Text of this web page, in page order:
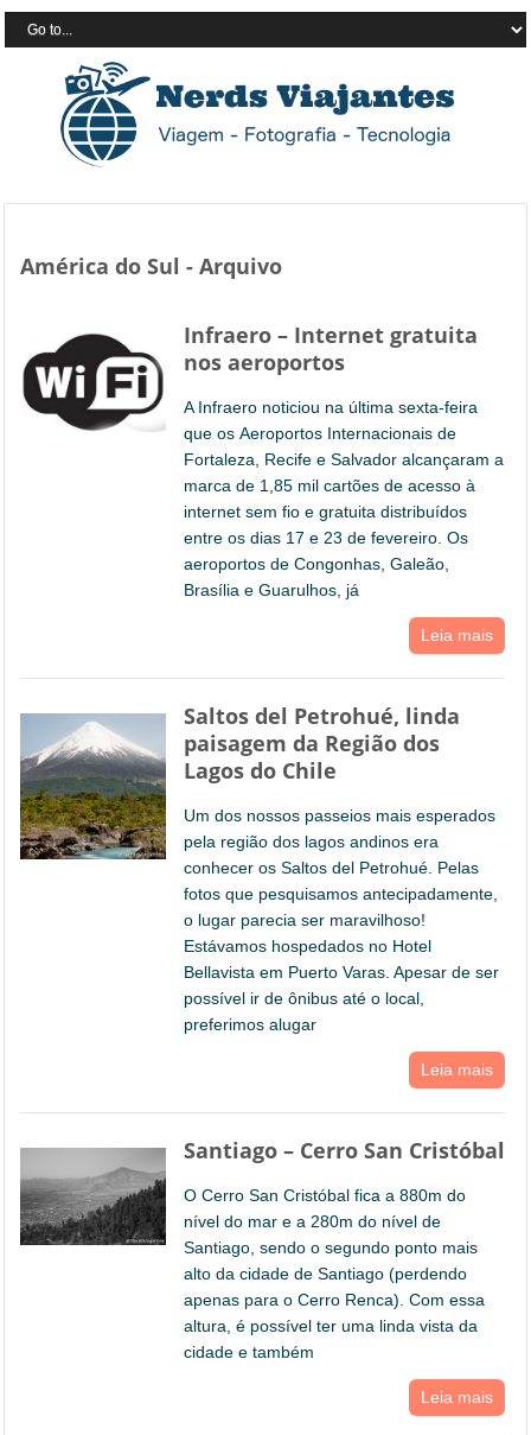
América do Sul - Arquivo
Infraero – Internet gratuita
nos aeroportos
A Infraero noticiou na última sexta-feira
que os Aeroportos Internacionais de
Fortaleza, Recife e Salvador alcançaram a
marca de 1,85 mil cartões de acesso à
internet sem fio e gratuita distribuídos
entre os dias 17 e 23 de fevereiro. Os
aeroportos de Congonhas, Galeão,
Brasília e Guarulhos, já
Leia mais
Saltos del Petrohué, linda
paisagem da Região dos
Lagos do Chile
Um dos nossos passeios mais esperados
pela região dos lagos andinos era
conhecer os Saltos del Petrohué. Pelas
fotos que pesquisamos antecipadamente,
o lugar parecia ser maravilhoso!
Estávamos hospedados no Hotel
Bellavista em Puerto Varas. Apesar de ser
possível ir de ônibus até o local,
preferimos alugar
Leia mais
Santiago – Cerro San Cristóbal
O Cerro San Cristóbal fica a 880m do
nível do mar e a 280m do nível de
Santiago, sendo o segundo ponto mais
alto da cidade de Santiago (perdendo
apenas para o Cerro Renca). Com essa
altura, é possível ter uma linda vista da
cidade e também
Leia mais